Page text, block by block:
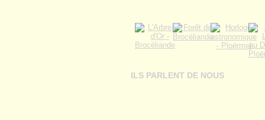
ILS PARLENT DE NOUS